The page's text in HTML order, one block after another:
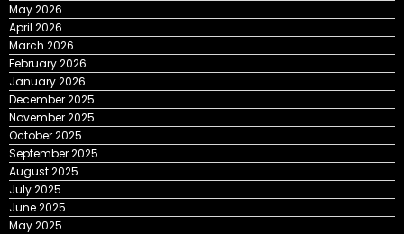
May 2026
April 2026
March 2026
February 2026
January 2026
December 2025
November 2025
October 2025
September 2025
August 2025
July 2025
June 2025
May 2025